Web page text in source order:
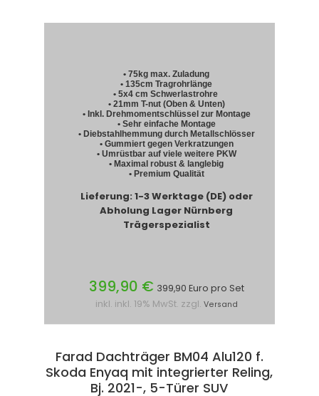
• 75kg max. Zuladung
• 135cm Tragrohrlänge
• 5x4 cm Schwerlastrohre
• 21mm T-nut (Oben & Unten)
• Inkl. Drehmomentschlüssel zur Montage
• Sehr einfache Montage
• Diebstahlhemmung durch Metallschlösser
• Gummiert gegen Verkratzungen
• Umrüstbar auf viele weitere PKW
• Maximal robust & langlebig
• Premium Qualität
Lieferung: 1-3 Werktage (DE) oder
Abholung Lager Nürnberg
Trägerspezialist
399,90 € 399,90 Euro pro Set
inkl. inkl. 19% MwSt. zzgl. Versand
Farad Dachträger BM04 Alu120 f.
Skoda Enyaq mit integrierter Reling,
Bj. 2021-, 5-Türer SUV